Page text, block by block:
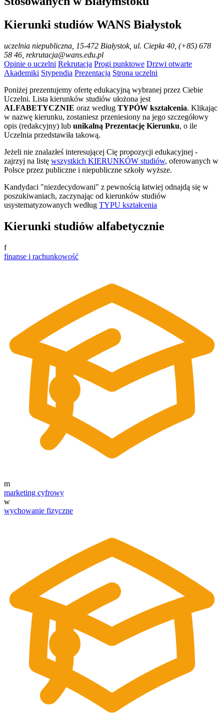
Kierunki studiów WANS Białystok
uczelnia niepubliczna , 15-472 Białystok, ul. Ciepła 40, (+85) 678
58 46, rekrutacja@wans.edu.pl
Opinie o uczelni Rekrutacja Progi punktowe Drzwi otwarte
Akademiki Stypendia Prezentacja Strona uczelni
Poniżej prezentujemy ofertę edukacyjną wybranej przez Ciebie
Uczelni. Lista kierunków studiów ułożona jest
ALFABETYCZNIE oraz według TYPÓW kształcenia. Klikając
w nazwę kierunku, zostaniesz przeniesiony na jego szczegółowy
opis (redakcyjny) lub unikalną Prezentację Kierunku, o ile
Uczelnia przedstawiła takową.
Jeżeli nie znalazłeś interesującej Cię propozycji edukacyjnej -
zajrzyj na listę wszystkich KIERUNKÓW studiów, oferowanych w
Polsce przez publiczne i niepubliczne szkoły wyższe.
Kandydaci "niezdecydowani" z pewnością łatwiej odnajdą się w
poszukiwaniach, zaczynając od kierunków studiów
usystematyzowanych według TYPU kształcenia
Kierunki studiów alfabetycznie
f
finanse i rachunkowość
m
marketing cyfrowy
w
wychowanie fizyczne